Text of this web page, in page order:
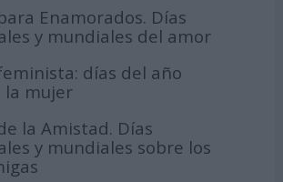
Enamorados. Días
y mundiales del amor
días del año
la mujer
la Amistad. Días
y mundiales sobre los